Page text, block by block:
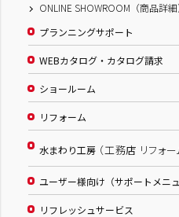
ONLINE SHOWROOM（商品詳細
プランニングサポート
WEBカタログ・カタログ請求
ショールーム
リフォーム
水まわり工房 （工務店 リフォ
ユーザー様向け（サポートメニュ
リフレッシュサービス